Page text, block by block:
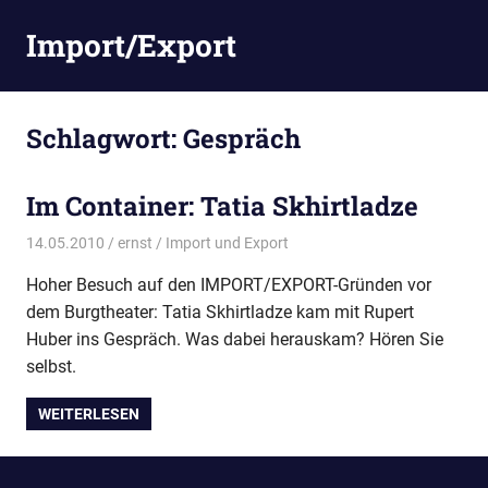
InhaltImport/Export
Schlagwort:Gespräch
Im Container: Tatia Skhirtladze
14.05.2010 ernst Import und Export
Hoher Besuch auf den IMPORT/EXPORT-Gründen vor
dem Burgtheater: Tatia Skhirtladze kam mit Rupert
Huber ins Gespräch. Was dabei herauskam? Hören Sie
selbst.
WEITERLESEN